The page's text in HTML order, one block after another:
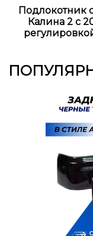
Подлокотник
Калина 2 с